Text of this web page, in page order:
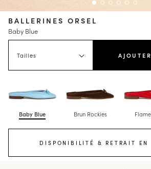
BALLERINES ORSEL
Baby Blue
Tailles
Baby Blue Brun Rockies
DISPONIBILITÉ & RETRAIT EN